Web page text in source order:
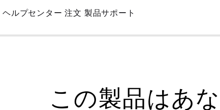
Skip
Main
ヘルプセンター 注文 製品サポート
この製品はあ